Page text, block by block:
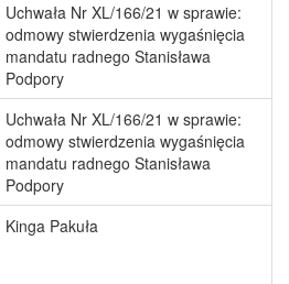
Uchwała Nr XL/166/21 w sprawie:
odmowy stwierdzenia wygaśnięcia
mandatu radnego Stanisława
Podpory
Uchwała Nr XL/166/21 w sprawie:
odmowy stwierdzenia wygaśnięcia
mandatu radnego Stanisława
Podpory
Kinga Pakuła